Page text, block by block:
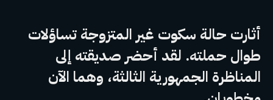
أثارت حالة سكوت غير المتزوجة تساؤلات
طوال حملته. لقد أحضر صديقته إلى
المناظرة الجمهورية الثالثة، وهما الآن